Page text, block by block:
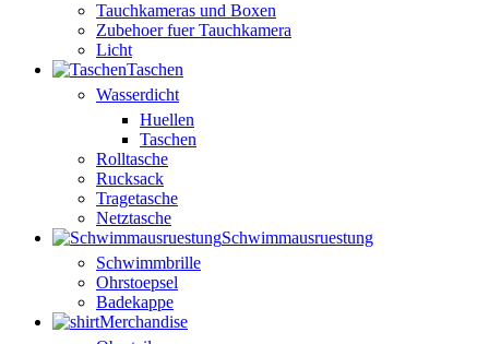
Tauchkameras und Boxen
Zubehoer fuer Tauchkamera
Licht
Taschen
Wasserdicht
Huellen
Taschen
Rolltasche
Rucksack
Tragetasche
Netztasche
Schwimmausruestung
Schwimmbrille
Ohrstoepsel
Badekappe
Merchandise